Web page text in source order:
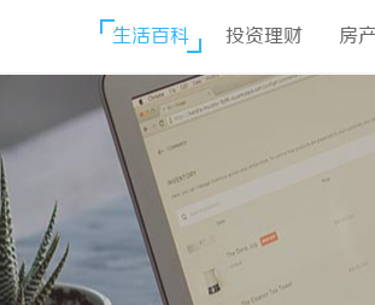
生活百科 投资理财 房